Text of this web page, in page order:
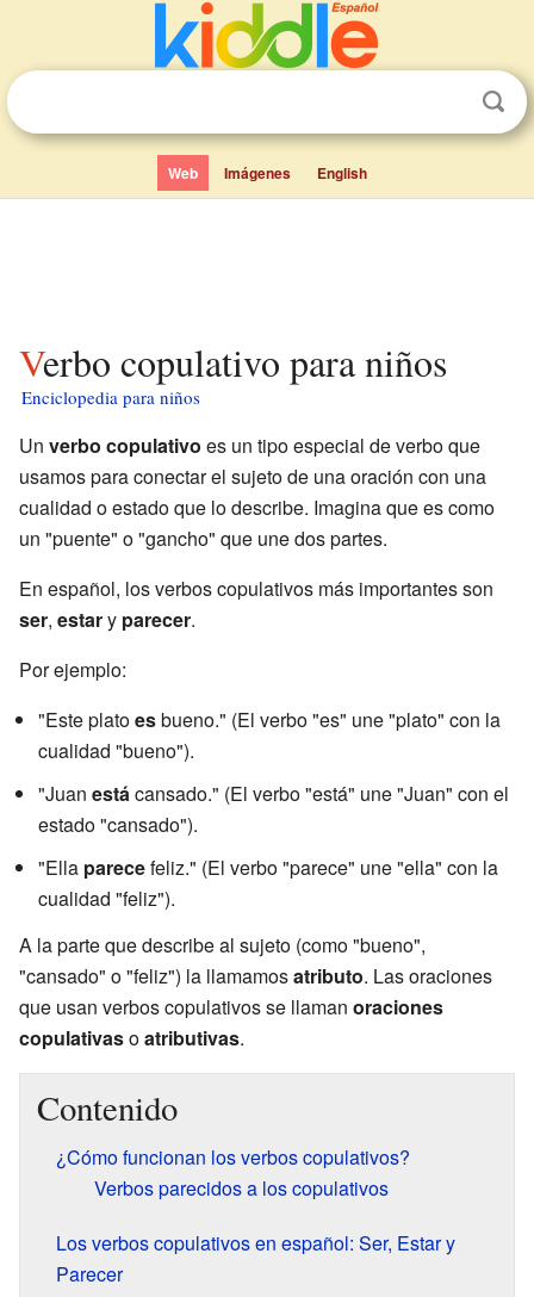
Web Imágenes English
Verbo copulativo para niños
Enciclopedia para niños
Un verbo copulativo es un tipo especial de verbo que
usamos para conectar el sujeto de una oración con una
cualidad o estado que lo describe. Imagina que es como
un "puente" o "gancho" que une dos partes.
En español, los verbos copulativos más importantes son
ser, estary parecer.
Por ejemplo:
"Este platoesbueno." (El verbo "es" une "plato" con la
cualidad "bueno").
"Juan estácansado." (El verbo "está" une "Juan" con el
estado "cansado").
"Ella parecefeliz." (El verbo "parece" une "ella" con la
cualidad "feliz").
A la parte que describe al sujeto (como "bueno",
"cansado" o "feliz") la llamamosatributo. Las oraciones
que usan verbos copulativos se llaman oraciones
copulativasoatributivas.
Contenido
¿Cómo funcionan los verbos copulativos?
Verbos parecidos a los copulativos
Los verbos copulativos en español: Ser, Estar y
Parecer